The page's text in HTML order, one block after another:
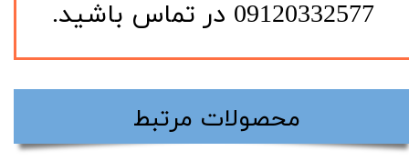
09120332577 در تماس باشید.
​محصولات مرتبط